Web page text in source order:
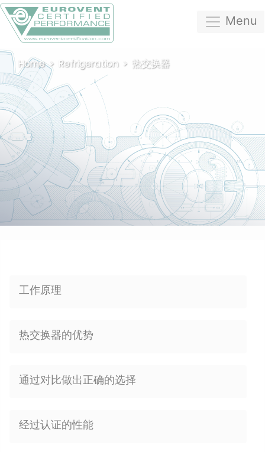
Menu
Home Refrigeration 热交换器
工作原理
热交换器的优势
通过对比做出正确的选择
经过认证的性能